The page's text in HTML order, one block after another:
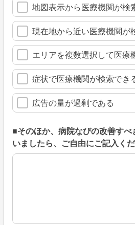
地図表示から医療機関が検
現在地から近い医療機関が
エリアを複数選択して医療
症状で医療機関が検索でき
広告の量が過剰である
■そのほか、病院なびの改善す
いましたら、ご自由にご記入く
■そのほか、病院なびの改善す